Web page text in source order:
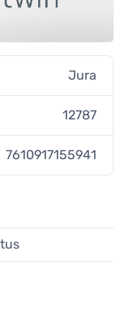
Jura
12787
7610917155941